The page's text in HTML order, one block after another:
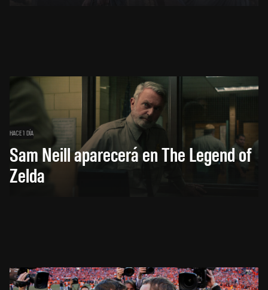
HACE 1 DÍA
Sam Neill aparecerá en The Legend of
Zelda